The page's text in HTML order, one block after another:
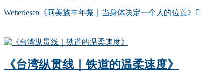
Weiterlesen 《阿美族丰年祭｜当身体决定一个人的位置》
《台湾纵贯线｜铁道的温柔速度》